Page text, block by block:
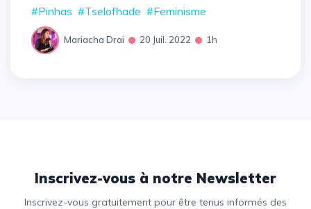
#Pinhas #Tselofhade #Feminisme
Mariacha Drai 20 Juil. 2022 1h
Inscrivez-vous à notre Newsletter
Inscrivez-vous gratuitement pour être tenus informés des